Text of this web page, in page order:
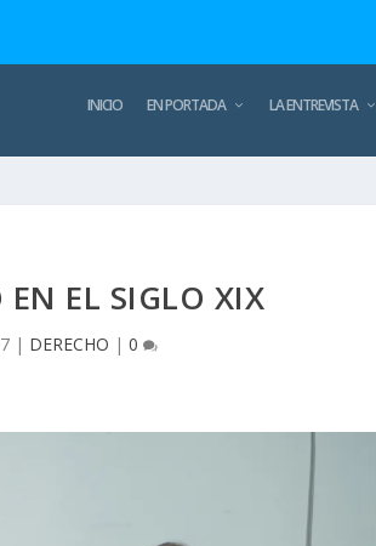
INICIO EN PORTADA LA ENTREVISTA
EN EL SIGLO XIX
| DERECHO | 0